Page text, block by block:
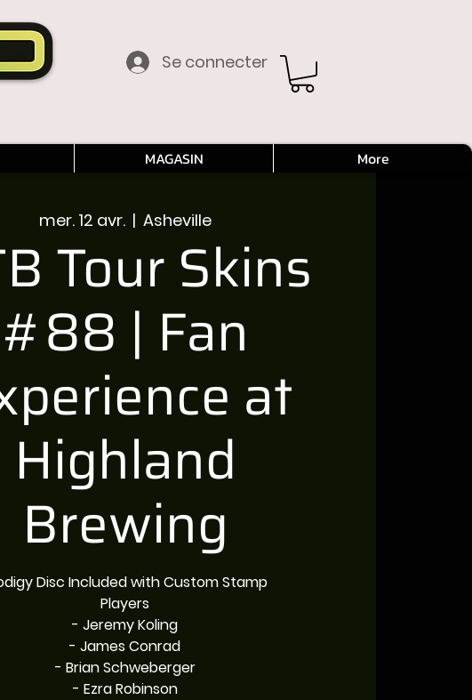
Se connecter
MAGASIN More
mer. 12 avr.
  |
Asheville
Tour Skins
#88 | Fan
at
Highland
Brewing
Disc Included with Custom Stamp
Players
- Jeremy Koling
- James Conrad
- Brian Schweberger
- Ezra Robinson